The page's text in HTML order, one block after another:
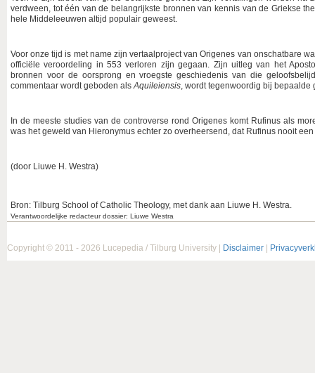
Verantwoordelijke redacteur dossier: Liuwe Westra
verdween, tot één van de belangrijkste bronnen van kennis van de Griekse
hele Middeleeuwen altijd populair geweest.
Voor onze tijd is met name zijn vertaalproject van Origenes van onschatbare
officiële veroordeling in 553 verloren zijn gegaan. Zijn uitleg van het
bronnen voor de oorsprong en vroegste geschiedenis van die
commentaar wordt geboden alsAquileiensis, wordt tegenwoordig bij
In de meeste studies van de controverse rond Origenes komt Rufinus als
was het geweld van Hieronymus echter zo overheersend, dat Rufinus nooit
(door Liuwe H. Westra)
Bron: Tilburg School of Catholic Theology, met dank aan Liuwe H. Westra.
Copyright © 2011 - 2026 Lucepedia / Tilburg University | Disclaimer